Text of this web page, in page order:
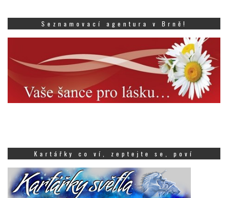
Seznamovací agentura v Brně!
Kartářky co ví, zeptejte se, poví